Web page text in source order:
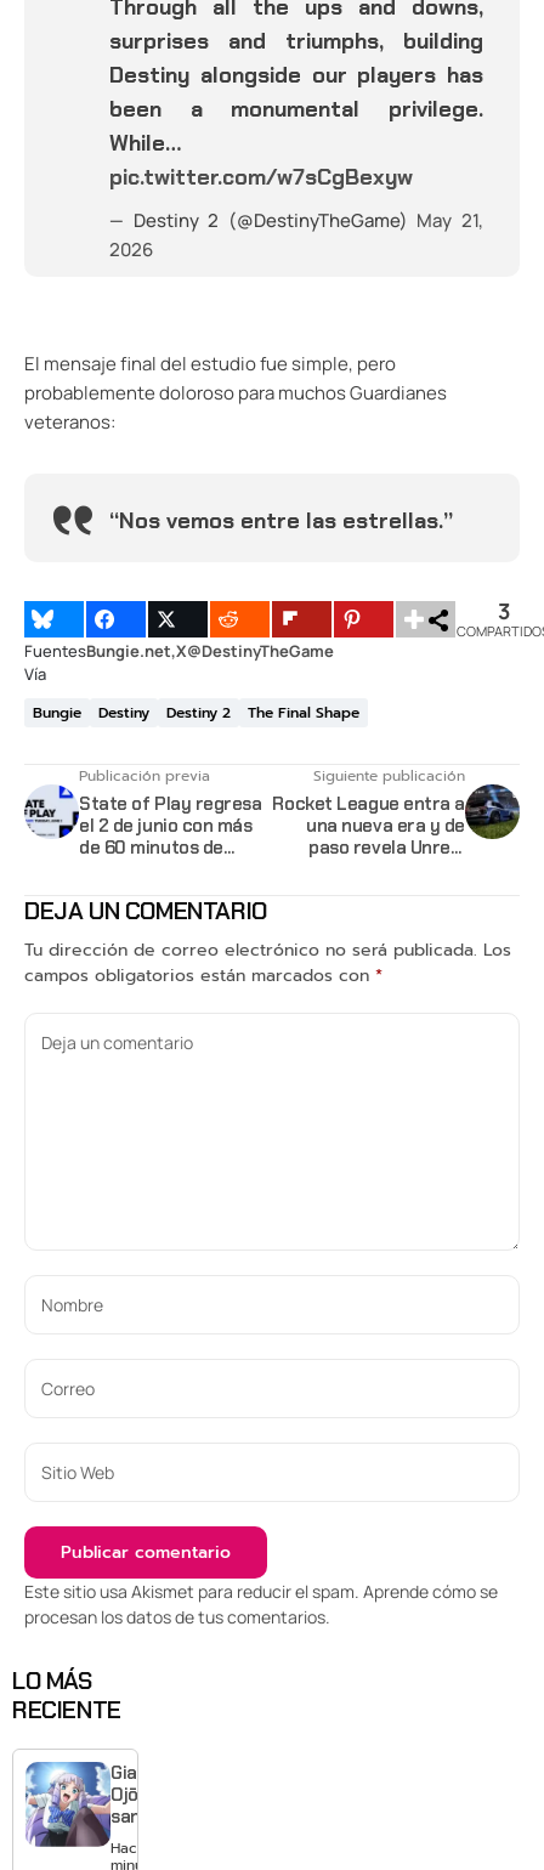
Through all the ups and downs,
surprises and triumphs, building
Destiny alongside our players has
been a monumental privilege.
While…
pic.twitter.com/w7sCgBexyw
— Destiny 2 (@DestinyTheGame) May 21,
2026
El mensaje final del estudio fue simple, pero
probablemente doloroso para muchos Guardianes
veteranos:
“Nos vemos entre las estrellas.”
3
FuentesBungie.net X@DestinyTheGame
Vía
Bungie
Destiny Destiny 2 The Final Shape
Publicación previa
State of Play regresa
el 2 de junio con más
de 60 minutos de
Siguiente publicación
Rocket League entra a
una nueva era y de
paso revela Unreal
DEJA UN COMENTARIO
Tu dirección de correo electrónico no será publicada. Los
campos obligatorios están marcados con *
Este sitio usa Akismet para reducir el spam. Aprende cómo se
procesan los datos de tus comentarios.
LO MÁS
RECIENTE
Giant
Ojō-
sama
revela
visual y
Hace 50
minutos